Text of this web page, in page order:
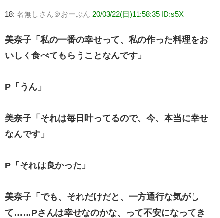
18: 名無しさん＠おーぷん 20/03/22(日)11:58:35 ID:s5X
美奈子「私の一番の幸せって、私の作った料理をお
いしく食べてもらうことなんです」
P「うん」
美奈子「それは毎日叶ってるので、今、本当に幸せ
なんです」
P「それは良かった」
美奈子「でも、それだけだと、一方通行な気がし
て……Pさんは幸せなのかな、って不安になってき